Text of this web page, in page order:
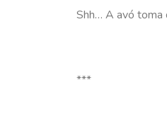
Shh… A avó toma
***